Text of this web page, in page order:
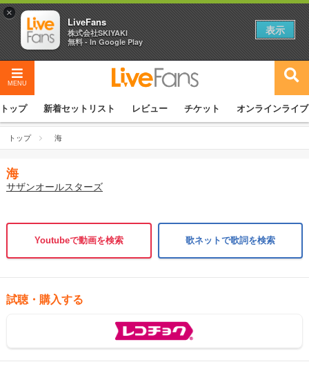
MENU
トップ 新着セットリスト レビュー チケット オンラインライブ
トップ 海
海
サザンオールスターズ
Youtubeで動画を検索 歌ネットで歌詞を検索
試聴・購入する
×
LiveFans
株式会社SKIYAKI
無料 - In Google Play
表示